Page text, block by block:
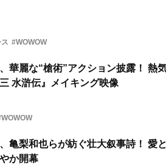
#WOWOW
華麗な“槍術”アクション披露！ 熱
三 水滸伝』メイキング映像
亀梨和也らが紡ぐ壮大叙事詩！
か開幕